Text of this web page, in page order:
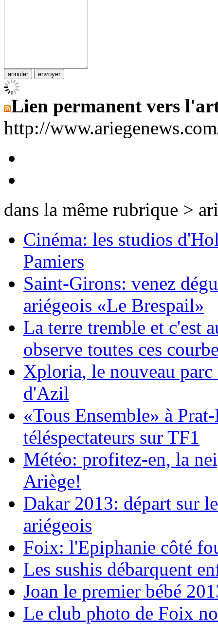
Lien permanent vers
http://
dans la même rubrique >
Cinéma: les studios
Pamiers
Saint-Girons: venez
ariégeois «Le Brespail»
La terre tremble et c'est
observe toutes ces
Xploria, le nouveau
d'Azil
«Tous Ensemble» à
téléspectateurs sur TF1
Météo: profitez-en, la
Ariège!
Dakar 2013: départ sur
ariégeois
Foix: l'Epiphanie côté
Les sushis débarquent
Joan le premier bébé
Le club photo de Foix